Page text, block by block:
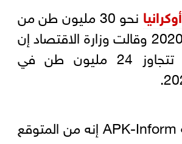
أوكرانيا
نحو 30 مليون طن من
الذرة في عام 2020 وقالت وزارة الاقتصاد إن
الصادرات لن تتجاوز 24 مليون طن في
واضافة شركة APK-Inform إنه من المتوقع